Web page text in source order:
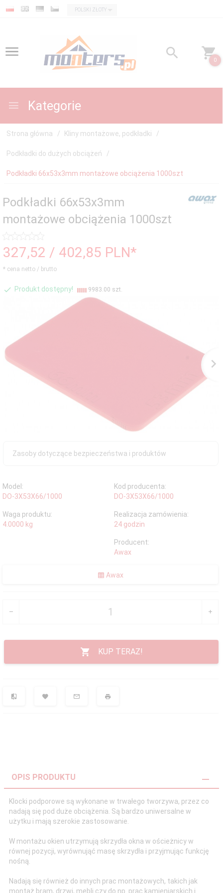
currency_h
POLSKI ZŁOTY
0
Kategorie
Strona główna Kliny montażowe, podkładki
Podkładki do dużych obciążeń
Podkładki 66x53x3mm montażowe obciążenia 1000szt
Podkładki 66x53x3mm
montażowe obciążenia 1000szt
327,52 / 402,85 PLN*
* cena netto / brutto
Produkt dostępny! 9983.00 szt.
Zasoby dotyczące bezpieczeństwa i produktów
Model:
DO-3X53X66/1000
Kod producenta:
DO-3X53X66/1000
Waga produktu:
4.0000 kg
Realizacja zamówienia:
24 godzin
Producent:
Awax
Awax
KUP TERAZ!
OPIS PRODUKTU
Klocki podporowe są wykonane w trwałego tworzywa, przez co
nadają się pod duże obciążenia. Są bardzo uniwersalne w
użytku i mają szerokie zastosowanie.
W montażu okien utrzymują skrzydła okna w ościeżnicy w
równej pozycji, wyrównująć masę skrzydła i przyjmując funkcję
nośną.
Nadają się również do innych prac montażowych, takich jak
montaż bram, drzwi, mebli czy do np. prac kamieniarskich i